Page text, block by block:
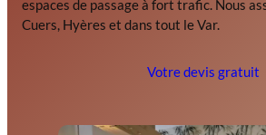
espaces de passage à fort trafic. Nous
Cuers, Hyères et dans tout le Var.
Votre devis gratuit